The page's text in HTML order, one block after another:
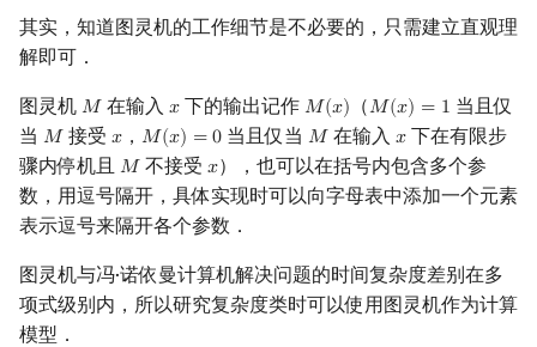
其实，知道图灵机的工作细节是不必要的，只需建立直观理
解即可．
图灵机 𝑀
M 在输入 𝑥
x下的输出记作 𝑀(𝑥)
M(x) （𝑀(𝑥) = 1
M(x)= 1
当且仅
当 𝑀
M 接受 𝑥
x， 𝑀(𝑥) = 0
M(x)= 0 当且仅当𝑀
M 在输入𝑥
x 下在有限步
骤内停机且 𝑀
M 不接受 𝑥
x），也可以在括号内包含多个参
数，用逗号隔开，具体实现时可以向字母表中添加一个元素
表示逗号来隔开各个参数．
图灵机与冯·诺依曼计算机解决问题的时间复杂度差别在多
项式级别内，所以研究复杂度类时可以使用图灵机作为计算
模型．